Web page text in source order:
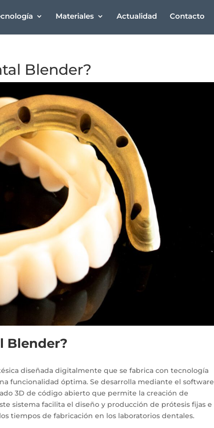
Materiales Actualidad Contacto
Blender?
Blender?
diseñada digitalmente que se fabrica con tecnología
funcionalidad óptima. Se desarrolla mediante el software
3D de código abierto que permite la creación de
sistema facilita el diseño y producción de prótesis fijas e
tiempos de fabricación en los laboratorios dentales.